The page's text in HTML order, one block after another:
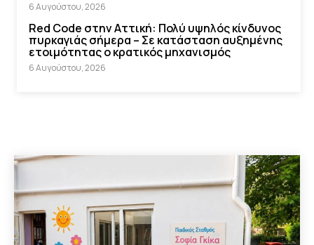
6 Αυγούστου, 2026
Red Code στην Αττική: Πολύ υψηλός κίνδυνος
πυρκαγιάς σήμερα – Σε κατάσταση αυξημένης
ετοιμότητας ο κρατικός μηχανισμός
6 Αυγούστου, 2026